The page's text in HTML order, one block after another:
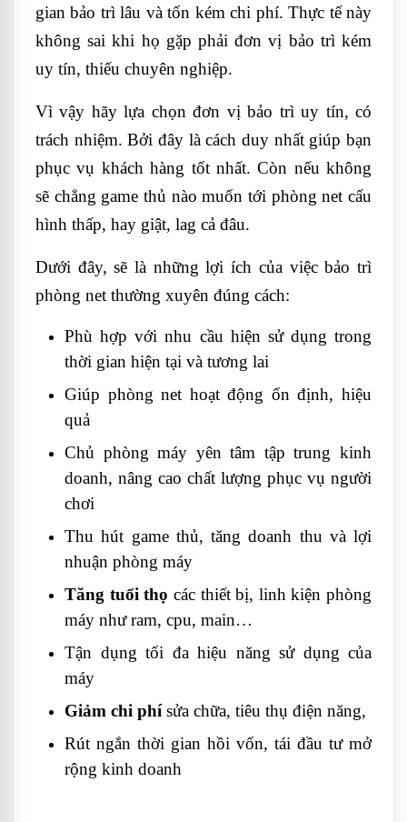
gian bảo trì lâu và tốn kém chi phí. Thực tế này
không sai khi họ gặp phải đơn vị bảo trì kém
uy tín, thiếu chuyên nghiệp.
Vì vậy hãy lựa chọn đơn vị bảo trì uy tín, có
trách nhiệm. Bởi đây là cách duy nhất giúp bạn
phục vụ khách hàng tốt nhất. Còn nếu không
sẽ chẳng game thủ nào muốn tới phòng net cấu
hình thấp, hay giật, lag cả đâu.
Dưới đây, sẽ là những lợi ích của việc bảo trì
phòng net thường xuyên đúng cách:
Phù hợp với nhu cầu hiện sử dụng trong
thời gian hiện tại và tương lai
Giúp phòng net hoạt động ổn định, hiệu
quả
Chủ phòng máy yên tâm tập trung kinh
doanh, nâng cao chất lượng phục vụ người
chơi
Thu hút game thủ, tăng doanh thu và lợi
nhuận phòng máy
Tăng tuổi thọ các thiết bị, linh kiện phòng
máy như ram, cpu, main…
Tận dụng tối đa hiệu năng sử dụng của
máy
Giảm chi phísửa chữa, tiêu thụ điện năng,
Rút ngắn thời gian hồi vốn, tái đầu tư mở
rộng kinh doanh